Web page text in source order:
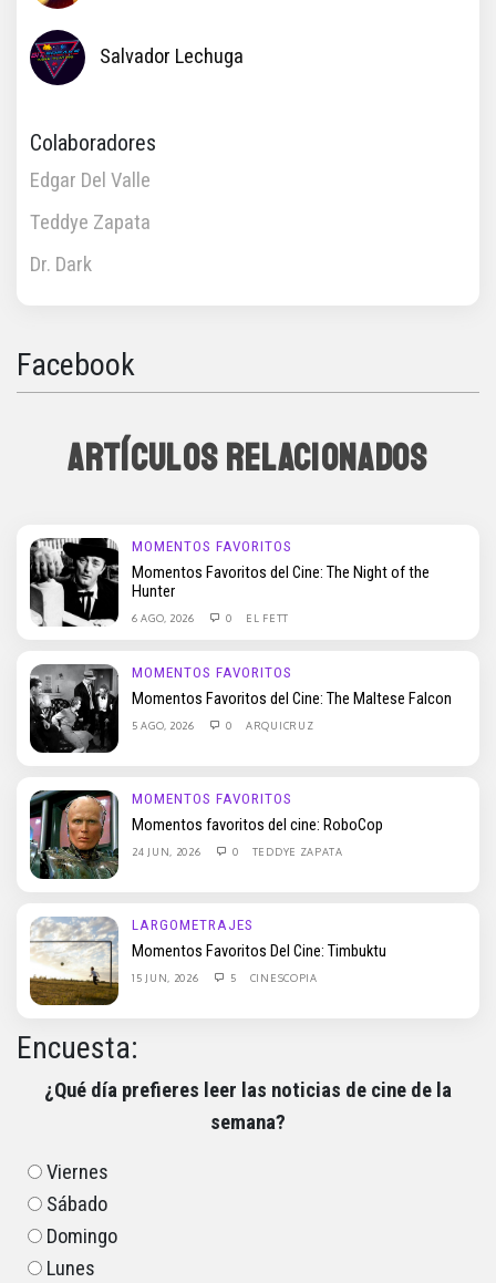
Salvador Lechuga
Colaboradores
Edgar Del Valle
Teddye Zapata
Dr. Dark
Facebook
ARTÍCULOS RELACIONADOS
MOMENTOS FAVORITOS
Momentos Favoritos del Cine: The Night of the
Hunter
6 AGO, 2026 0 EL FETT
MOMENTOS FAVORITOS
Momentos Favoritos del Cine: The Maltese Falcon
5 AGO, 2026 0 ARQUICRUZ
MOMENTOS FAVORITOS
Momentos favoritos del cine: RoboCop
24 JUN, 2026 0 TEDDYE ZAPATA
LARGOMETRAJES
Momentos Favoritos Del Cine: Timbuktu
15 JUN, 2026 5 CINESCOPIA
Encuesta:
¿Qué día prefieres leer las noticias de cine de la
semana?
Viernes
Sábado
Domingo
Lunes